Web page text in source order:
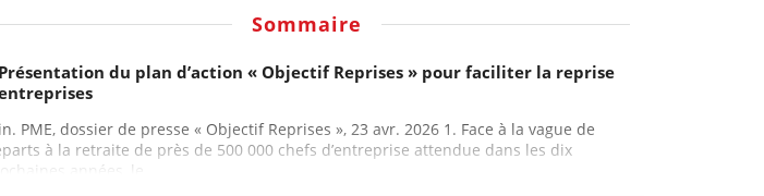
Sommaire
du plan d’action « Objectif Reprises » pour faciliter la reprise
PME, dossier de presse « Objectif Reprises », 23 avr. 2026 1. Face à la vague de
à la retraite de près de 500 000 chefs d’entreprise attendue dans les dix
années, le...